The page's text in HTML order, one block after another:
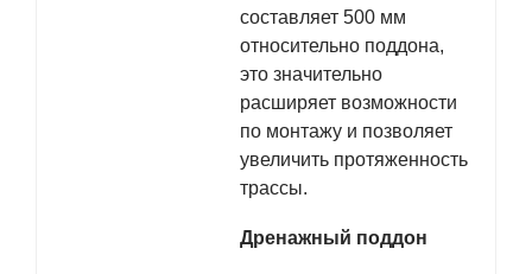
составляет 500 мм
относительно поддона,
это значительно
расширяет возможности
по монтажу и позволяет
увеличить протяженность
трассы.
Дренажный поддон